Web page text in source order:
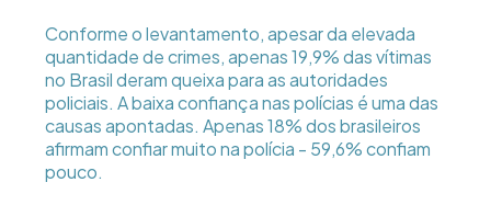
Conforme o levantamento, apesar da elevada
quantidade de crimes, apenas 19,9% das vítimas
no Brasil deram queixa para as autoridades
policiais. A baixa confiança nas polícias é uma das
causas apontadas. Apenas 18% dos brasileiros
afirmam confiar muito na polícia - 59,6% confiam
pouco.